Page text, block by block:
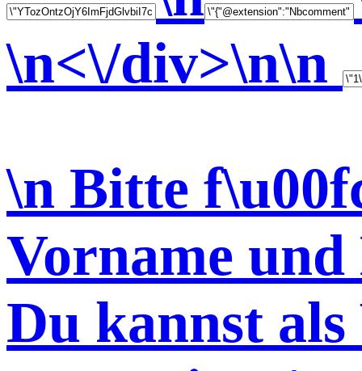
\n<\/div>\n\n
\n Bitte
Vorname
Du kannst